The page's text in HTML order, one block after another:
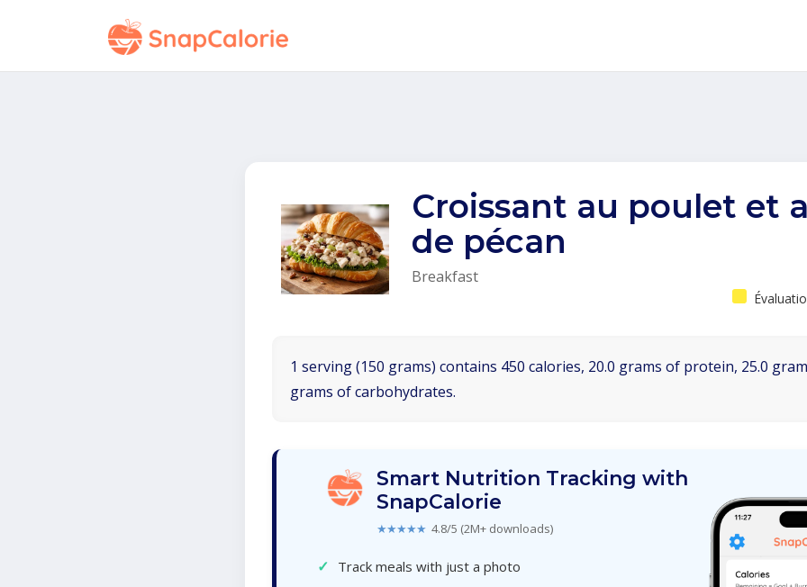
Croissant au poulet et
de pécan
Breakfast
1 serving (150 grams) contains 450 calories, 20.0 grams of protein, 25.0
grams of carbohydrates.
Smart Nutrition Tracking with
SnapCalorie
★★★★★ 4.8/5 (2M+ downloads)
✓ Track meals with just a photo